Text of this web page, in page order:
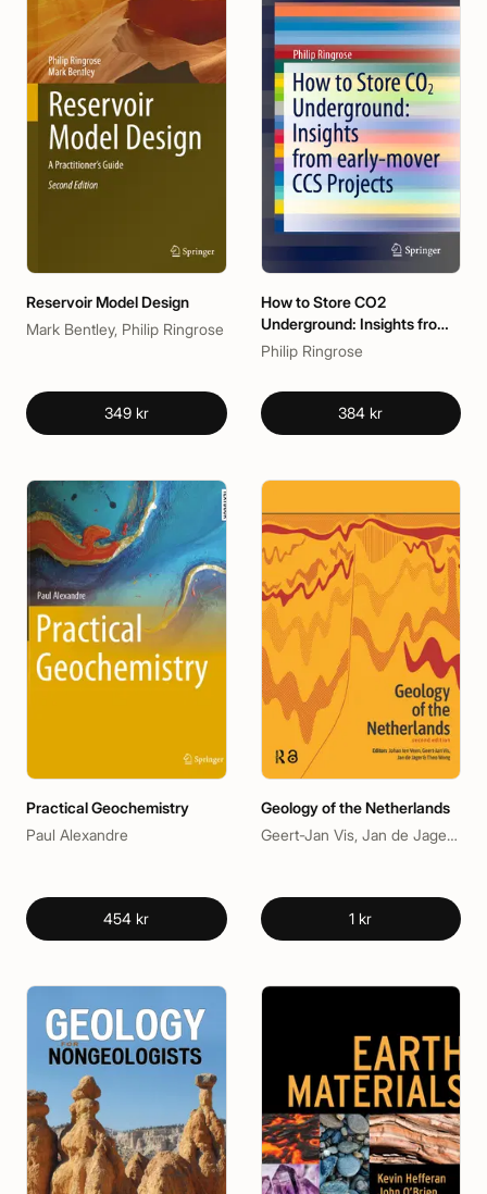
Reservoir Model Design
Mark Bentley, Philip Ringrose
349 kr
How to Store CO2
Underground: Insights from
early-mover CCS Projects
Philip Ringrose
384 kr
Practical Geochemistry
Paul Alexandre
454 kr
Geology of the Netherlands
Geert-Jan Vis, Jan de Jager, Johan ten Veen, Theo Wong
1 kr